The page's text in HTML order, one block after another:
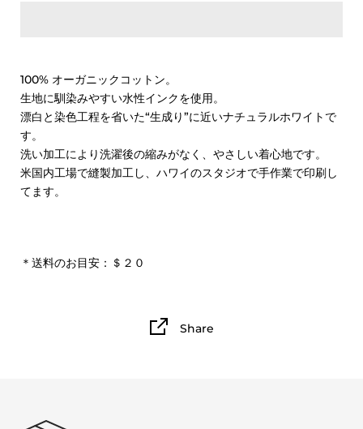
100% オーガニックコットン。
生地に馴染みやすい水性インクを使用。
漂白と染色工程を省いた“生成り”に近いナチュラルホワイトで
す。
洗い加工により洗濯後の縮みがなく、やさしい着心地です。
米国内工場で縫製加工し、ハワイのスタジオで手作業で印刷し
てます。
＊送料のお目安：＄２０
Share